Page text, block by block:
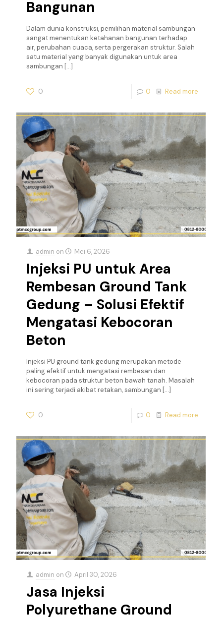
Bangunan
Dalam dunia konstruksi, pemilihan material sambungan
sangat menentukan ketahanan bangunan terhadap
air, perubahan cuaca, serta pergerakan struktur. Salah
satu material yang banyak digunakan untuk area
sambungan […]
0 0 Read more
admin on Mei 6, 2026
Injeksi PU untuk Area
Rembesan Ground Tank
Gedung – Solusi Efektif
Mengatasi Kebocoran
Beton
Injeksi PU ground tank gedung merupakan metode
paling efektif untuk mengatasi rembesan dan
kebocoran pada struktur beton bawah tanah. Masalah
ini sering terjadi akibat retakan, sambungan […]
0 0 Read more
admin on April 30, 2026
Jasa Injeksi
Polyurethane Ground